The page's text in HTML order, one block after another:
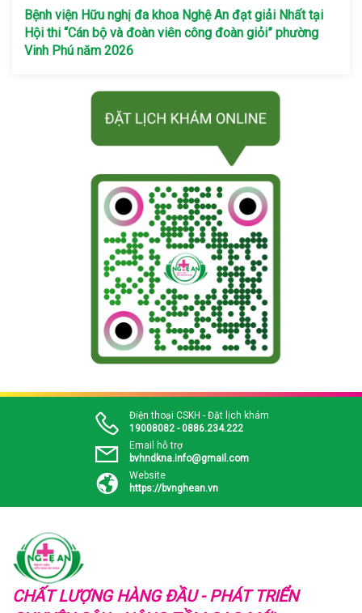
Bệnh viện Hữu nghị đa khoa Nghệ An đạt giải Nhất tại
Hội thi “Cán bộ và đoàn viên công đoàn giỏi” phường
Vinh Phú năm 2026
Điện thoại CSKH - Đặt lịch khám
19008082 - 0886.234.222
Email hỗ trợ
bvhndkna.info@gmail.com
Website
https://bvnghean.vn
CHẤT LƯỢNG HÀNG ĐẦU - PHÁT TRIỂN